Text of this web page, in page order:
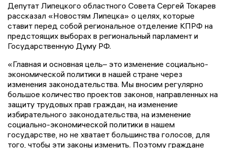
Депутат Липецкого областного Совета Сергей Токарев
рассказал «Новостям Липецка» о целях, которые
ставит перед собой региональное отделение КПРФ на
предстоящих выборах в региональный парламент и
Государственную Думу РФ.
«Главная и основная цель– это изменение социально-
экономической политики в нашей стране через
изменения законодательства. Мы вносим регулярно
большое количество проектов законов, направленных на
защиту трудовых прав граждан, на изменение
избирательного законодательства, на изменение
социально-экономической политики в нашем
государстве, но не хватает большинства голосов, для
того, чтобы эти законы изменить. Поэтому граждане